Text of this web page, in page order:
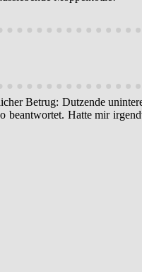
Betrug: Dutzende
Hatte mir